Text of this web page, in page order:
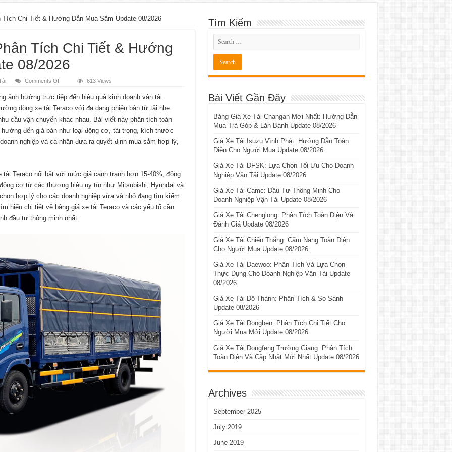
Tích Chi Tiết & Hướng Dẫn Mua Sắm Update 08/2026
Tích Chi Tiết & Hướng
08/2026
Comments Offon
Tải
Phân
Tích
Chi
Tiết
&
Hướng
08/2026
613 Views
ảnh hưởng trực tiếp đến hiệu quả kinh doanh vận tải.
dòng xe tải Teraco với đa dạng phiên bản từ tải nhẹ
cầu vận chuyển khác nhau. Bài viết này phân tích toàn
đến giá bán như loại động cơ, tải trọng, kích thước
nghiệp và cá nhân đưa ra quyết định mua sắm hợp lý,
Teraco nổi bật với mức giá cạnh tranh hơn 15-40%, đồng
cơ từ các thương hiệu uy tín như Mitsubishi, Hyundai và
hợp lý cho các doanh nghiệp vừa và nhỏ đang tìm kiếm
hiểu chi tiết về bảng giá xe tải Teraco và các yếu tố cần
đầu tư thông minh nhất.
Tìm Kiếm
Bài Viết Gần Đây
Bảng Giá Xe Tải Changan Mới Nhất: Hướng Dẫn
Mua Trả Góp & Lăn Bánh Update 08/2026
Giá Xe Tải Isuzu Vĩnh Phát: Hướng Dẫn Toàn
Diện Cho Người Mua Update 08/2026
Giá Xe Tải DFSK: Lựa Chọn Tối Ưu Cho Doanh
Nghiệp Vận Tải Update 08/2026
Giá Xe Tải Camc: Đầu Tư Thông Minh Cho
Doanh Nghiệp Vận Tải Update 08/2026
Giá Xe Tải Chenglong: Phân Tích Toàn Diện Và
Đánh Giá Update 08/2026
Giá Xe Tải Chiến Thắng: Cẩm Nang Toàn Diện
Cho Người Mua Update 08/2026
Giá Xe Tải Daewoo: Phân Tích Và Lựa Chọn
Thực Dụng Cho Doanh Nghiệp Vận Tải Update
08/2026
Giá Xe Tải Đô Thành: Phân Tích & So Sánh
Update 08/2026
Giá Xe Tải Dongben: Phân Tích Chi Tiết Cho
Người Mua Mới Update 08/2026
Giá Xe Tải Dongfeng Trường Giang: Phân Tích
Toàn Diện Và Cập Nhật Mới Nhất Update 08/2026
Archives
September 2025
July 2019
June 2019